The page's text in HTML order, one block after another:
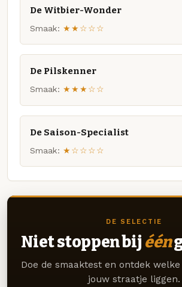
De Witbier-Wonder
Smaak: ★★☆☆☆
De Pilskenner
Smaak: ★★★☆☆
De Saison-Specialist
Smaak: ★☆☆☆☆
DE SELECTIE
Niet stoppen bij één
Doe de smaaktest en ontdek
jouw straatje liggen.